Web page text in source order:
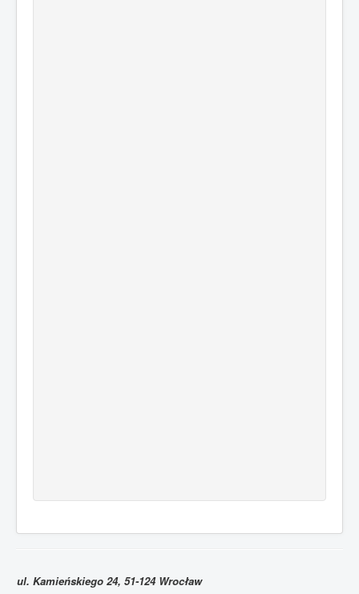
ul. Kamieńskiego 24, 51-124 Wrocław